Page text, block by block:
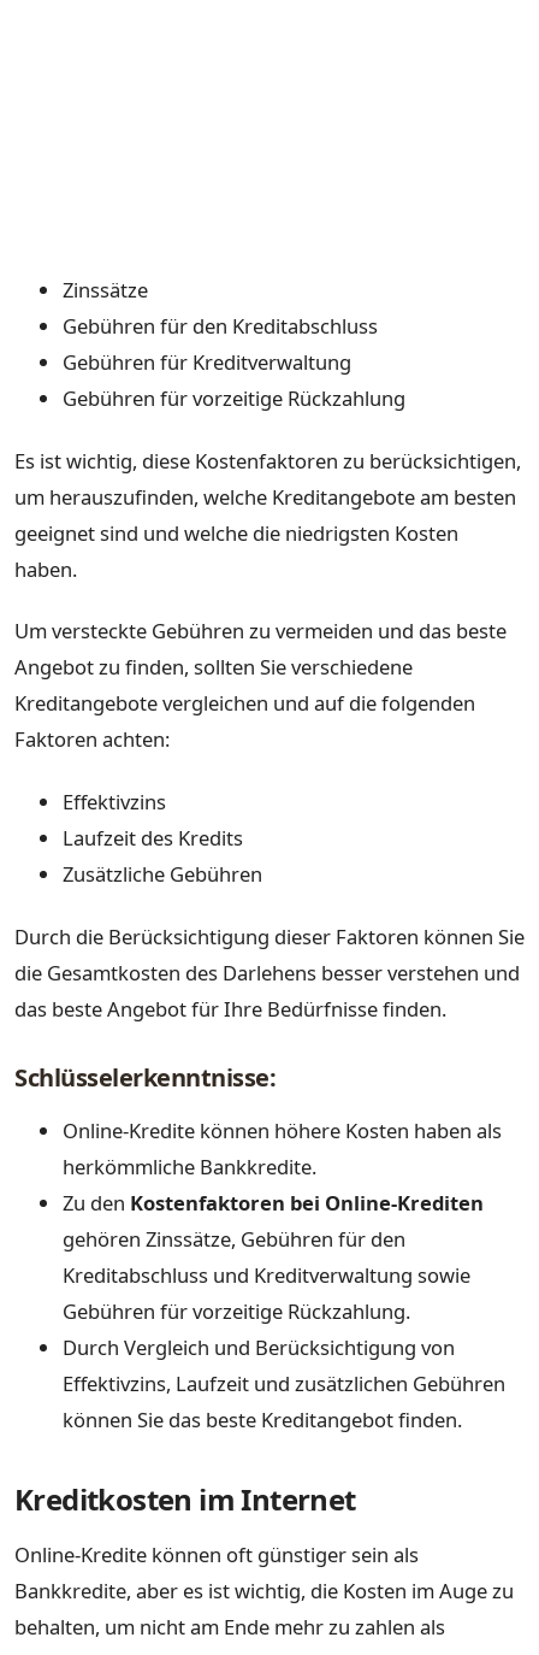
Zinssätze
Gebühren für den Kreditabschluss
Gebühren für Kreditverwaltung
Gebühren für vorzeitige Rückzahlung
Es ist wichtig, diese Kostenfaktoren zu berücksichtigen,
um herauszufinden, welche Kreditangebote am besten
geeignet sind und welche die niedrigsten Kosten
haben.
Um versteckte Gebühren zu vermeiden und das beste
Angebot zu finden, sollten Sie verschiedene
Kreditangebote vergleichen und auf die folgenden
Faktoren achten:
Effektivzins
Laufzeit des Kredits
Zusätzliche Gebühren
Durch die Berücksichtigung dieser Faktoren können Sie
die Gesamtkosten des Darlehens besser verstehen und
das beste Angebot für Ihre Bedürfnisse finden.
Schlüsselerkenntnisse:
Online-Kredite können höhere Kosten haben als
herkömmliche Bankkredite.
Zu den Kostenfaktoren bei Online-Krediten
gehören Zinssätze, Gebühren für den
Kreditabschluss und Kreditverwaltung sowie
Gebühren für vorzeitige Rückzahlung.
Durch Vergleich und Berücksichtigung von
Effektivzins, Laufzeit und zusätzlichen Gebühren
können Sie das beste Kreditangebot finden.
Kreditkosten im Internet
Online-Kredite können oft günstiger sein als
Bankkredite, aber es ist wichtig, die Kosten im Auge zu
behalten, um nicht am Ende mehr zu zahlen als